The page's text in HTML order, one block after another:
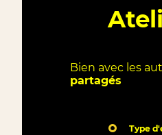
Bien avec les
partagés
Type